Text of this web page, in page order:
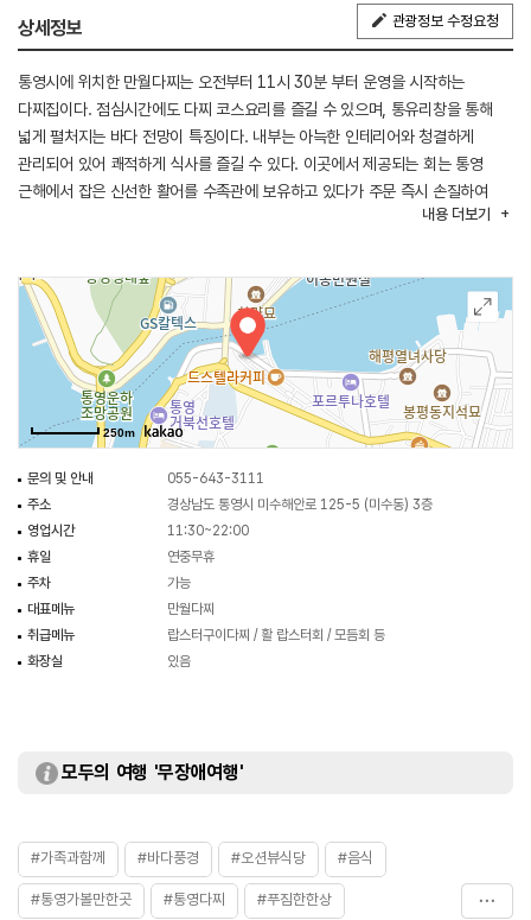
상세정보 관광정보 수정요청
통영시에 위치한 만월다찌는 오전부터 11시 30분 부터 운영을 시작하는
다찌집이다. 점심시간에도 다찌 코스요리를 즐길 수 있으며, 통유리창을 통해
넓게 펼처지는 바다 전망이 특징이다. 내부는 아늑한 인테리어와 청결하게
관리되어 있어 쾌적하게 식사를 즐길 수 있다. 이곳에서 제공되는 회는 통영
근해에서 잡은 신선한 활어를 수족관에 보유하고 있다가 주문 즉시 손질하여
제공되고 있다. 또한 통영 근해에서 공수한 해산물을 매일 아침 들여오고 있어
생선구이, 생선찜 등 사계절에 맞춰 다양하게 제공된다.
내용 더보기
250m
문의 및 안내
055-643-3111
주소
경상남도 통영시 미수해안로 125-5 (미수동) 3층
영업시간
11:30~22:00
휴일
연중무휴
주차
가능
대표메뉴
만월다찌
취급메뉴
랍스터구이다찌 / 활 랍스터회 / 모듬회 등
화장실
있음
모두의 여행 '무장애여행'
#가족과함께 #바다풍경 #오션뷰식당 #음식
#통영가볼만한곳 #통영다찌 #푸짐한한상